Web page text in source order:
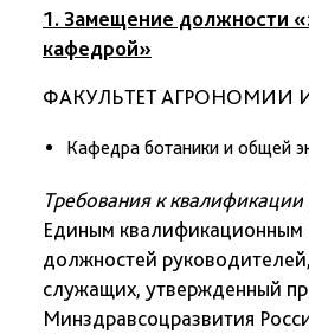
1. Замещение должности
кафедрой»
ФАКУЛЬТЕТ АГРОНОМИИ
Кафедра ботаники и общей
Требования к квалификации
Единым квалификационным
должностей
служащих, утвержденный
Минздравсоцразвития